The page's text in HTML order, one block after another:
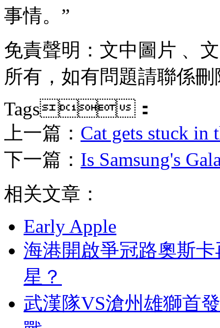
事情。”
免責聲明：文中圖片
所有，如有問題請聯係刪
Tags：
上一篇： Cat gets stuck in
下一篇： Is Samsung's
相关文章：
Early Apple
海港開啟爭冠路奧斯
星？
武漢隊VS滄州雄獅首發